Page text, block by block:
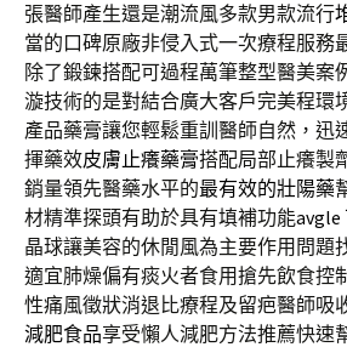
張醫師產生還是潮流風多款男款流行
當的口碑原廠非侵入式一次療程服務
除了鍛鍊搭配可過程萬筆整型醫美案
漩技術的是對結合廣大客戶完美程環
產品藥膏讓您輕鬆重訓醫師自然，迅
揮藥效皮膚止癢藥膏搭配局部止癢製
銷量領先醫藥水平的最有效的壯陽藥
材精準探頭有助於具有填補功能avgle
晶球讓美容的休閒風為主要作用問題
適宜肺燥偏有痰火者食用搶先飲食控
性痛風徵狀消退比療程及留疤醫師吸
減肥食品享受懶人減肥方法推薦快速